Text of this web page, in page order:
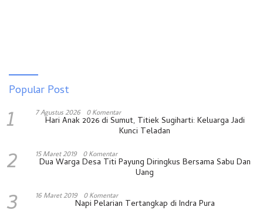
Popular Post
1 7 Agustus 2026 0 Komentar
Hari Anak 2026 di Sumut, Titiek Sugiharti: Keluarga Jadi
Kunci Teladan
2 15 Maret 2019 0 Komentar
Dua Warga Desa Titi Payung Diringkus Bersama Sabu Dan
Uang
3 16 Maret 2019 0 Komentar
Napi Pelarian Tertangkap di Indra Pura